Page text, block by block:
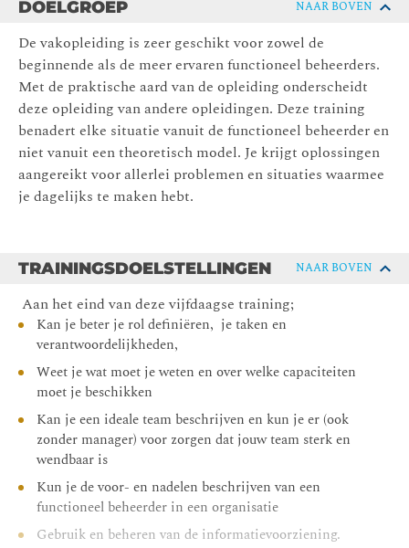
DOELGROEP NAAR BOVEN
De vakopleiding is zeer geschikt voor zowel de
beginnende als de meer ervaren functioneel beheerders.
Met de praktische aard van de opleiding onderscheidt
deze opleiding van andere opleidingen. Deze training
benadert elke situatie vanuit de functioneel beheerder en
niet vanuit een theoretisch model. Je krijgt oplossingen
aangereikt voor allerlei problemen en situaties waarmee
je dagelijks te maken hebt.
TRAININGSDOELSTELLINGEN NAAR BOVEN
Aan het eind van deze vijfdaagse training;
Kan je beter je rol definiëren, je taken en
verantwoordelijkheden,
Weet je wat moet je weten en over welke capaciteiten
moet je beschikken
Kan je een ideale team beschrijven en kun je er (ook
zonder manager) voor zorgen dat jouw team sterk en
wendbaar is
Kun je de voor- en nadelen beschrijven van een
functioneel beheerder in een organisatie
Gebruik en beheren van de informatievoorziening.